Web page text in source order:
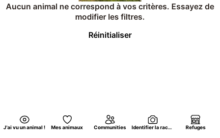
Aucun animal ne correspond à vos critères. Essayez de
modifier les filtres.
Réinitialiser
J'ai vu un animal ! Mes animaux Communities Identifier la race d'un chat par photo Refuges